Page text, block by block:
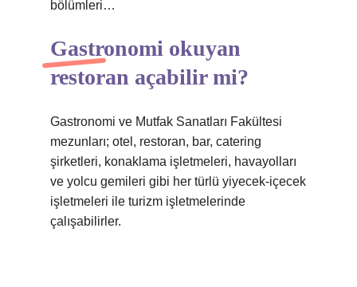
bölümleri…
Gastronomi okuyan
restoran açabilir mi?
Gastronomi ve Mutfak Sanatları Fakültesi
mezunları; otel, restoran, bar, catering
şirketleri, konaklama işletmeleri, havayolları
ve yolcu gemileri gibi her türlü yiyecek-içecek
işletmeleri ile turizm işletmelerinde
çalışabilirler.